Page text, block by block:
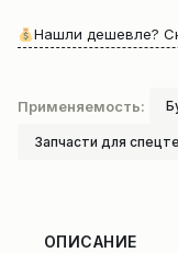
Нашли дешевле?
Применяемость:
Запчасти для
ОПИСАНИЕ